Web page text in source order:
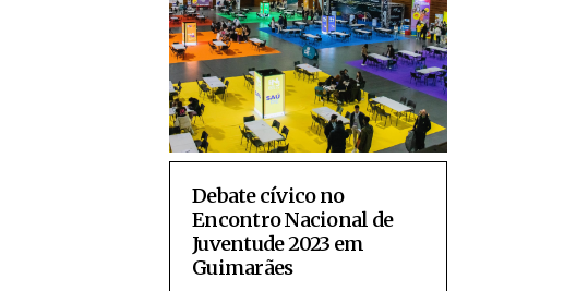
Debate cívico no
Encontro Nacional de
Juventude 2023 em
Guimarães